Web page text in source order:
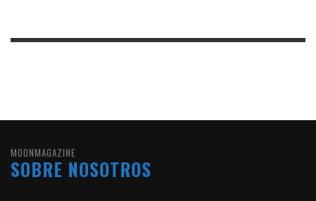
MOONMAGAZINE
SOBRE NOSOTROS